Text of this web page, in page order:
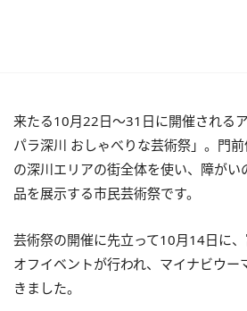
来たる10月22日～31日に開催される
パラ深川 おしゃべりな芸術祭」。門
の深川エリアの街全体を使い、障がい
品を展示する市民芸術祭です。
芸術祭の開催に先立って10月14日に
オフイベントが行われ、マイナビウー
きました。